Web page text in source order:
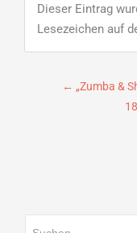
Dieser Eintrag
Lesezeichen auf
← „Zumba &